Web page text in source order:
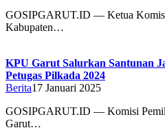
GOSIPGARUT.ID — Ketua
Kabupaten…
KPU Garut Salurkan Santunan
Petugas Pilkada 2024
Berita17 Januari 2025
GOSIPGARUT.ID — Komisi
Garut…